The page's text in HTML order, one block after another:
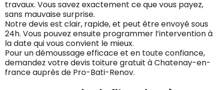
travaux. Vous savez exactement ce que vous payez,
sans mauvaise surprise.
Notre devis est clair, rapide, et peut être envoyé sous
24h. Vous pouvez ensuite programmer l’intervention à
la date qui vous convient le mieux.
Pour un démoussage efficace et en toute confiance,
demandez votre devis toiture gratuit à Chatenay-en-
france auprès de Pro-Bati-Renov.